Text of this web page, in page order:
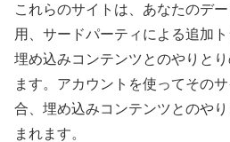
これらのサイトは、あなたのデ
用、サードパーティによる追加
埋め込みコンテンツとのやりと
ます。アカウントを使ってその
合、埋め込みコンテンツとのや
まれます。